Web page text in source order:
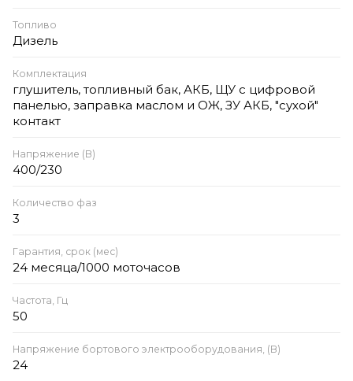
Топливо
Дизель
Комплектация
глушитель, топливный бак, АКБ, ЩУ с цифровой
панелью, заправка маслом и ОЖ, ЗУ АКБ, "сухой"
контакт
Напряжение (В)
400/230
Количество фаз
3
Гарантия, срок (мес)
24 месяца/1000 моточасов
Частота, Гц
50
Напряжение бортового электрооборудования, (В)
24